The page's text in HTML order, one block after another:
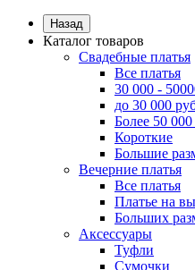
Назад
Каталог товаров
Свадебные платья
Все платья
30 000 -
до 30 000
Более 50
Короткие
Большие
Вечерние платья
Все платья
Платье на
Больших
Аксессуары
Туфли
Сумочки